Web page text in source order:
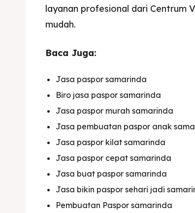
layanan profesional dari Centrum
mudah.
Baca Juga:
Jasa paspor samarinda
Biro jasa paspor samarinda
Jasa paspor murah samarinda
Jasa pembuatan paspor anak
Jasa paspor kilat samarinda
Jasa paspor cepat samarinda
Jasa buat paspor samarinda
Jasa bikin paspor sehari jadi
Pembuatan Paspor samarinda